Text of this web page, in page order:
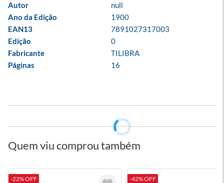
Autor
null
Ano da Edição
1900
EAN13
7891027317003
Edição
0
Fabricante
TILIBRA
Páginas
16
Quem viu comprou também
-22% OFF -42% OFF